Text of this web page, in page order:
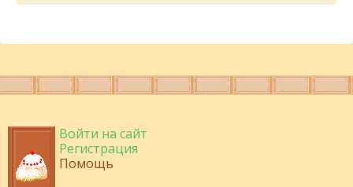
Войти на сайт
Регистрация
Помощь